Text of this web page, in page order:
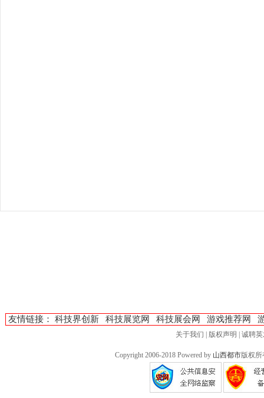
友情链接： 科技界创新 科技展览网 科技展会网 游戏推荐网
关于我们 版权声明 诚聘
Copyright 2006-2018 Powered by 山西都市版权